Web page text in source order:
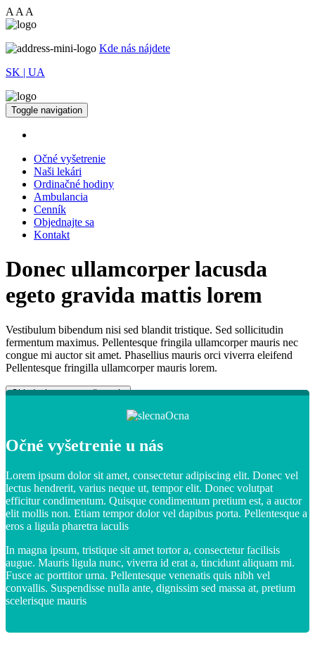
A A A
Kde nás nájdete
SK | UA
Toggle navigation
Očné vyšetrenie
Naši lekári
Ordinačné hodiny
Ambulancia
Cenník
Objednajte sa
Kontakt
Donec ullamcorperlacusda
egeto gravida mattis lorem
Vestibulum bibendum nisi sed blandit tristique. Sed sollicitudin
fermentum maximus. Pellentesque fringila ullamcorper mauris nec
congue mi auctor sit amet. Phasellius mauris orci viverra eleifend
Pellentesque fringilla ullamcorper mauris lorem.
Objednajte sa na vyšetrenie
Očné vyšetrenie u nás
Lorem ipsum dolor sit amet, consectetur adipiscing elit. Donec vel
lectus hendrerit, varius neque ut, tempor elit. Donec volutpat
efficitur condimentum. Quisque condimentum pretium est, a auctor
elit mollis non. Etiam tempor dolor vel dapibus porta. Pellentesque a
eros a ligula pharetra iaculis
In magna ipsum, tristique sit amet tortor a, consectetur facilisis
augue. Mauris ligula nunc, viverra id erat a, tincidunt aliquam mi.
Fusce ac porttitor urna. Pellentesque venenatis quis nibh vel
convallis. Suspendisse nulla ante, dignissim sed massa at, pretium
scelerisque mauris